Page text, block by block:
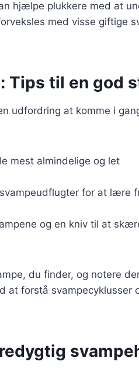
hjælpe plukkere med at
med visse giftige
Tips til en god
udfordring at komme i
mest almindelige og let
for at lære
og en kniv til at
du finder, og notere
at forstå svampecyklusser